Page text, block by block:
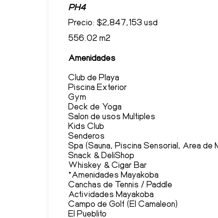
PH4
Precio: $2,847,153 usd
556.02 m2
Amenidades
Club de Playa
Piscina Exterior
Gym
Deck de Yoga
Salon de usos Multiples
Kids Club
Senderos
Spa (Sauna, Piscina Sensorial, Area de
Snack & DeliShop
Whiskey & Cigar Bar
*Amenidades Mayakoba
Canchas de Tennis / Paddle
Actividades Mayakoba
Campo de Golf (El Camaleon)
El Pueblito